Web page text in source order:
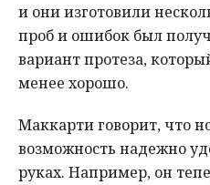
и они изготовили
проб и ошибок был
вариант протеза,
менее хорошо.
Маккарти говорит, что
возможность надежно
руках. Например, он